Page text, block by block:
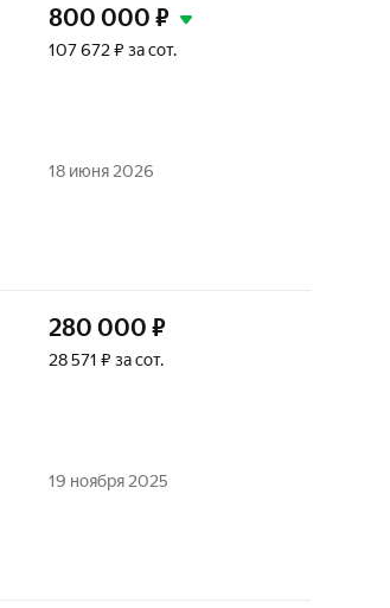
800 000 ₽
107 672 ₽ за сот.
18 июня 2026
280 000 ₽
28 571 ₽ за сот.
19 ноября 2025